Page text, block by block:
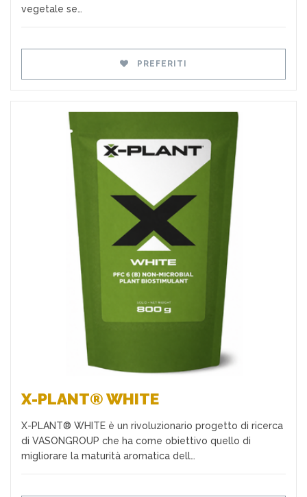
vegetale se…
PREFERITI
Preferiti
X-PLANT® WHITE
X-PLANT® WHITE è un rivoluzionario progetto di ricerca
di VASONGROUP che ha come obiettivo quello di
migliorare la maturità aromatica dell…